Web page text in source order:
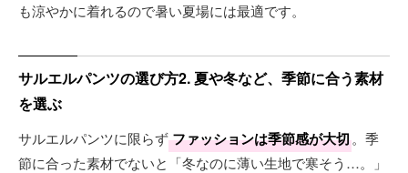
も涼やかに着れるので暑い夏場には最適です。
サルエルパンツの選び方2. 夏や冬など、季節に合う素材
を選ぶ
サルエルパンツに限らずファッションは季節感が大切。季
節に合った素材でないと「冬なのに薄い生地で寒そう…。」